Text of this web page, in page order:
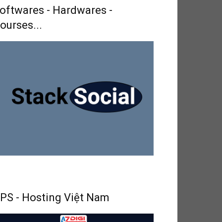
- Hardwares -
- Hosting Việt Nam